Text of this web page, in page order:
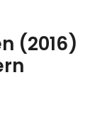
(2016)